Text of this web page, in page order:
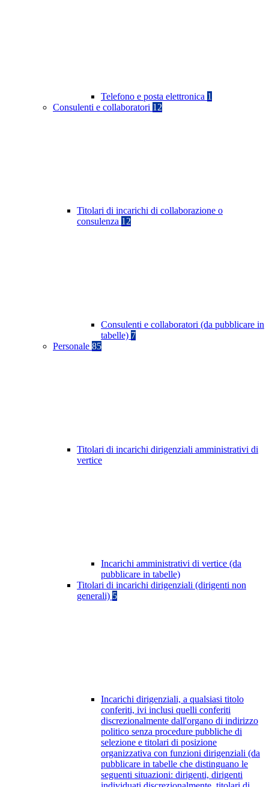
Telefono e posta elettronica 1
Consulenti e collaboratori 12
Titolari di incarichi di collaborazione o
consulenza 12
Consulenti e collaboratori (da pubblicare in
tabelle) 7
Personale 85
Titolari di incarichi dirigenziali amministrativi di
vertice
Incarichi amministrativi di vertice (da
pubblicare in tabelle)
Titolari di incarichi dirigenziali (dirigenti non
generali) 5
Incarichi dirigenziali, a qualsiasi titolo
conferiti, ivi inclusi quelli conferiti
discrezionalmente dall'organo di indirizzo
politico senza procedure pubbliche di
selezione e titolari di posizione
organizzativa con funzioni dirigenziali (da
pubblicare in tabelle che distinguano le
seguenti situazioni: dirigenti, dirigenti